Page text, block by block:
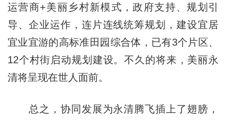
运营商+美丽乡村新模式，政府支持、规划引
导、企业运作，连片连线统筹规划，建设宜居
宜业宜游的高标准田园综合体，已有3个片区、
12个村街启动规划建设。不久的将来，美丽永
清将呈现在世人面前。
总之，协同发展为永清腾飞插上了翅膀，